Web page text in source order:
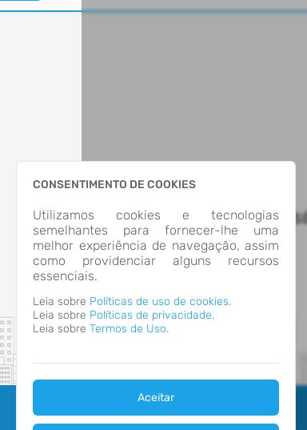
CONSENTIMENTO DE COOKIES
Utilizamos cookies e tecnologias
semelhantes para fornecer-lhe uma
melhor experiência de navegação, assim
como providenciar alguns recursos
essenciais.
Leia sobre Políticas de uso de cookies.
Leia sobre Políticas de privacidade.
Leia sobre Termos de Uso.
Aceitar
MUNICÍPIO DE SÃO JOSÉ